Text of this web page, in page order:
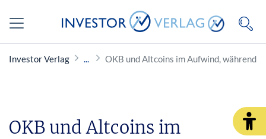
Investor Verlag OKB und Altcoins im Aufwind, während
OKB und Altcoins im